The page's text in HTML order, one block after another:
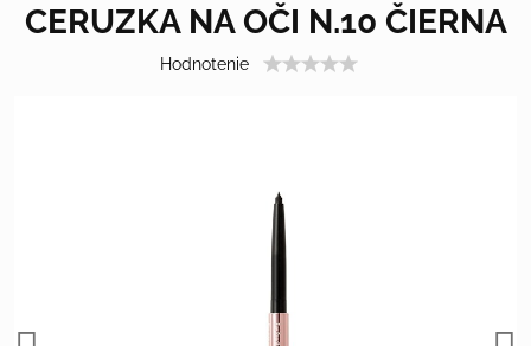
CERUZKA NA OČI N.10 ČIERNA
Hodnotenie